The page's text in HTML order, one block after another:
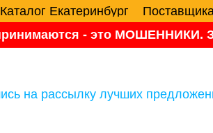
Каталог Екатеринбург
- это МОШЕННИКИ.
на рассылку лучших